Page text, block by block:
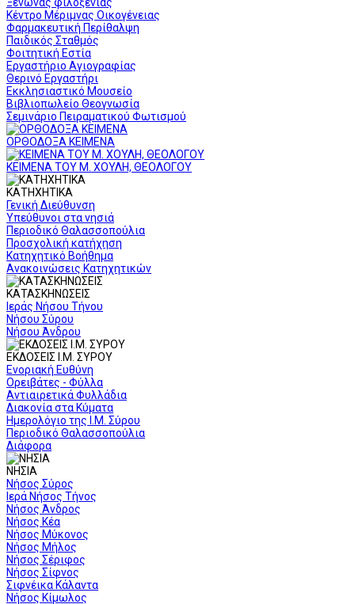
Κέντρο Μέριμνας Οικογένειας
Φαρμακευτική Περίθαλψη
Παιδικός Σταθμός
Φοιτητική Εστία
Εργαστήριο Αγιογραφίας
Θερινό Εργαστήρι
Εκκλησιαστικό Μουσείο
Βιβλιοπωλείο Θεογνωσία
Σεμινάριο Πειραματικού Φωτισμού
ΟΡΘΟΔΟΞΑ ΚΕΙΜΕΝΑ
ΚΕΙΜΕΝΑ ΤΟΥ Μ. ΧΟΥΛΗ, ΘΕΟΛΟΓΟΥ
ΚΑΤΗΧΗΤΙΚΑ
Γενική Διεύθυνση
Υπεύθυνοι στα νησιά
Περιοδικό Θαλασσοπούλια
Προσχολική κατήχηση
Κατηχητικό Βοήθημα
Ανακοινώσεις Κατηχητικών
ΚΑΤΑΣΚΗΝΩΣΕΙΣ
Ιεράς Νήσου Τήνου
Νήσου Σύρου
Νήσου Άνδρου
ΕΚΔΟΣΕΙΣ Ι.Μ. ΣΥΡΟΥ
Ενοριακή Ευθύνη
Ορειβάτες - Φύλλα
Αντιαιρετικά Φυλλάδια
Διακονία στα Κύματα
Ημερολόγιο της Ι.Μ. Σύρου
Περιοδικό Θαλασσοπούλια
Διάφορα
ΝΗΣΙΑ
Νήσος Σύρος
Ιερά Νήσος Τήνος
Νήσος Άνδρος
Νήσος Κέα
Νήσος Μύκονος
Νήσος Μήλος
Νήσος Σέριφος
Νήσος Σίφνος
Σιφνέικα Κάλαντα
Νήσος Κίμωλος